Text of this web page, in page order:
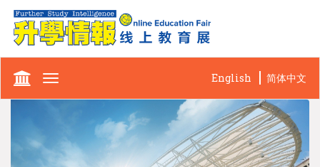
Toggle
English 简体中文